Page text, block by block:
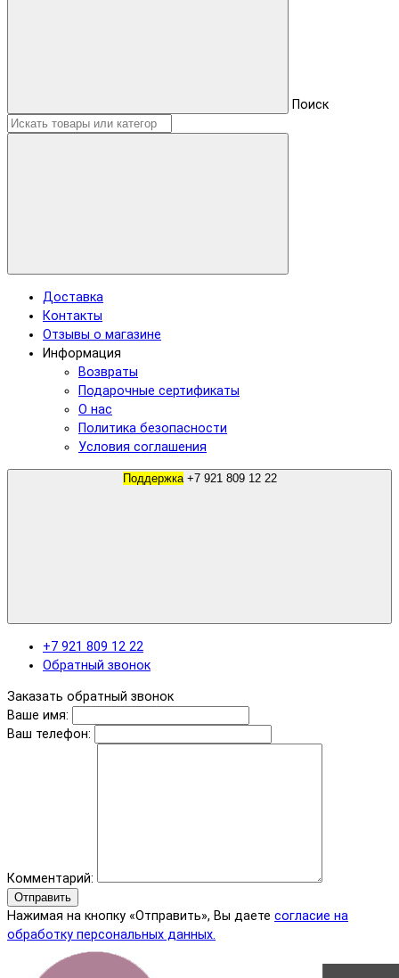
Поиск
Доставка
Контакты
Отзывы о магазине
Информация
Возвраты
Подарочные сертификаты
О нас
Политика безопасности
Условия соглашения
Поддержка +7 921 809 12 22
+7 921 809 12 22
Обратный звонок
Заказать обратный звонок
Ваше имя:
Ваш телефон:
Комментарий:
Отправить
Нажимая на кнопку «Отправить», Вы даете согласие на
обработку персональных данных.